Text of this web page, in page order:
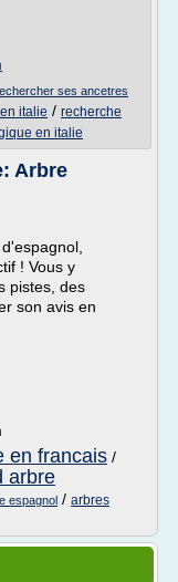
ses ancetres
italie / recherche
en italie
Arbre
! Vous y
pistes, des
son avis en
en francais /
arbre
espagnol / arbres